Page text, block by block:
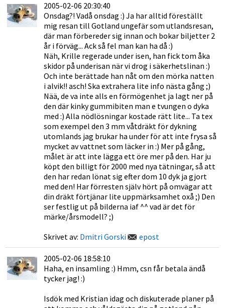
2005-02-06 20:30:40
Onsdag?! Vadå onsdag :) Ja har alltid föreställt
mig resan till Gotland ungefär som utlandsresan,
där man förbereder sig innan och bokar biljetter 2
år i förväg... Ack så fel man kan ha då :)
Näh, Krille regerade under isen, han fick tom åka
skidor på underisan när vi drog i säkerhetslinan :)
Och inte berättade han nåt om den mörka natten
i alvik!! asch! Ska extrahera lite info nästa gång ;)
Nää, de va inte alls en förmögenhet ja lagt ner på
den där kinky gummibiten man e tvungen o dyka
med :) Alla nödlösningar kostade rätt lite... Ta tex
som exempel den 3 mm våtdräkt för dykning
utomlands jag brukar ha under för att inte frysa så
mycket av vattnet som läcker in :) Mer på gång,
målet är att inte lägga ett öre mer på den. Har ju
köpt den billigt för 2000 med nya tätningar, så att
den har redan lönat sig efter dom 10 dyk ja gjort
med den! Har förresten själv hört på omvägar att
din dräkt förtjänar lite uppmärksamhet oxå ;) Den
ser festlig ut på bilderna iaf ^^ vad är det för
märke/årsmodell? ;)
Skrivet av: Dmitri Gorski epost
2005-02-06 18:58:10
Haha, en insamling :) Hmm, csn får betala ändå
tycker jag! :)
Isdök med Kristian idag och diskuterade planer på